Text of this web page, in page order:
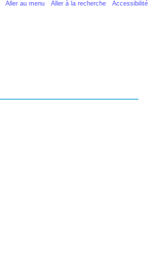
Aller au menu Aller à la recherche Accessibilité